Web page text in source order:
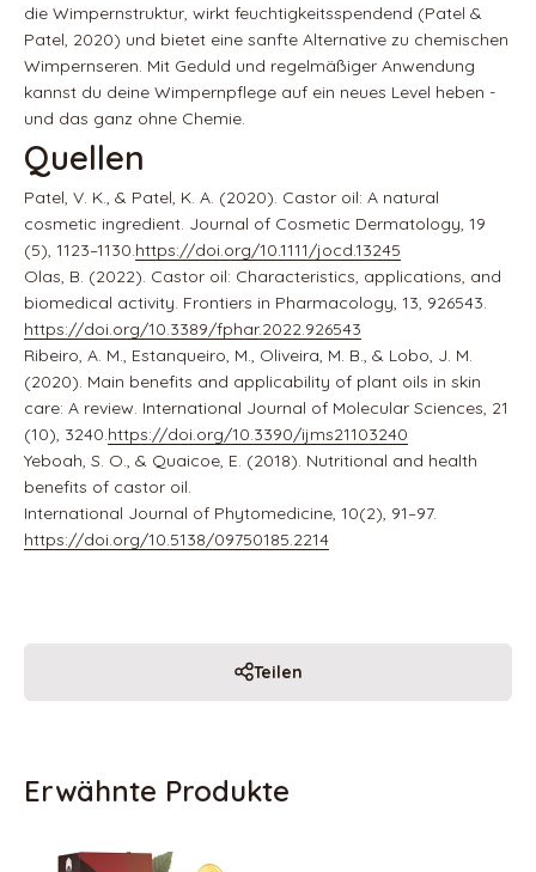
die Wimpernstruktur, wirkt feuchtigkeitsspendend (Patel &
Patel, 2020) und bietet eine sanfte Alternative zu chemischen
Wimpernseren. Mit Geduld und regelmäßiger Anwendung
kannst du deine Wimpernpflege auf ein neues Level heben -
und das ganz ohne Chemie.
Quellen
Patel, V. K., & Patel, K. A. (2020). Castor oil: A natural
cosmetic ingredient. Journal of Cosmetic Dermatology, 19
(5), 1123–1130.https://doi.org/10.1111/jocd.13245
Olas, B. (2022). Castor oil: Characteristics, applications, and
biomedical activity. Frontiers in Pharmacology, 13, 926543.
https://doi.org/10.3389/fphar.2022.926543
Ribeiro, A. M., Estanqueiro, M., Oliveira, M. B., & Lobo, J. M.
(2020). Main benefits and applicability of plant oils in skin
care: A review. International Journal of Molecular Sciences, 21
(10), 3240.https://doi.org/10.3390/ijms21103240
Yeboah, S. O., & Quaicoe, E. (2018). Nutritional and health
benefits of castor oil.
International Journal of Phytomedicine, 10(2), 91–97.
https://doi.org/10.5138/09750185.2214
Teilen